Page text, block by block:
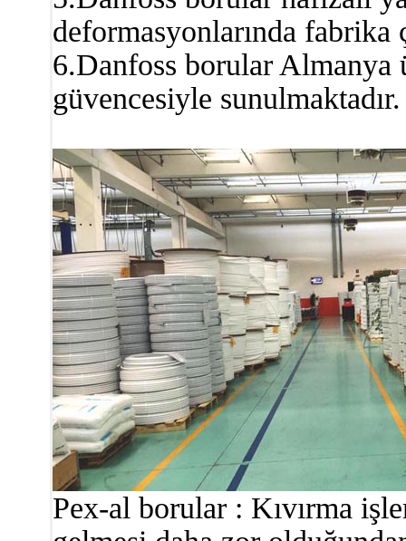
deformasyonlarında fabrika
6.Danfoss borular Almanya
güvencesiyle sunulmaktadır.
Pex-al borular : Kıvırma